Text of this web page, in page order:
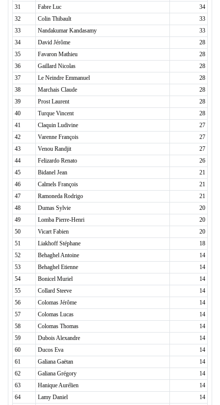
31 Fabre Luc
34
32
Colin Thibault
33
33
Nandakumar Kandasamy
33
34
David Jérôme
28
35
Favaron Mathieu
28
36
Gaillard Nicolas
28
37
Le Neindre Emmanuel
28
38
Marchais Claude
28
39
Prost Laurent
28
40
Turque Vincent
28
41
Claquin Ludivine
27
42
Varenne François
27
43
Venou Randjit
27
44
Felizardo Renato
26
45
Bidanel Jean
21
46
Calmels François
21
47
Ramoneda Rodrigo
21
48
Dumas Sylvie
20
49
Lomba Pierre-Henri
20
50
Vicart Fabien
20
51
Liakhoff Stéphane
18
52
Behaghel Antoine
14
53
Behaghel Etienne
14
54
Bonicel Muriel
14
55
Collard Steeve
14
56
Colomas Jérôme
14
57
Colomas Lucas
14
58
Colomas Thomas
14
59
Dubois Alexandre
14
60
Ducos Eva
14
61
Galiana Gaëtan
14
62
Galiana Grégory
14
63
Hanique Aurélien
14
64
Lamy Daniel
14